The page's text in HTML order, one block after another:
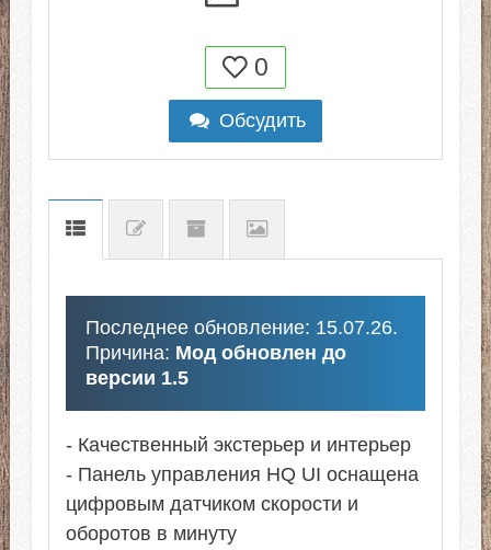
0
Обсудить
Последнее обновление: 15.07.26.
Причина: Мод обновлен до
версии 1.5
- Качественный экстерьер и интерьер
- Панель управления HQ UI оснащена
цифровым датчиком скорости и
оборотов в минуту